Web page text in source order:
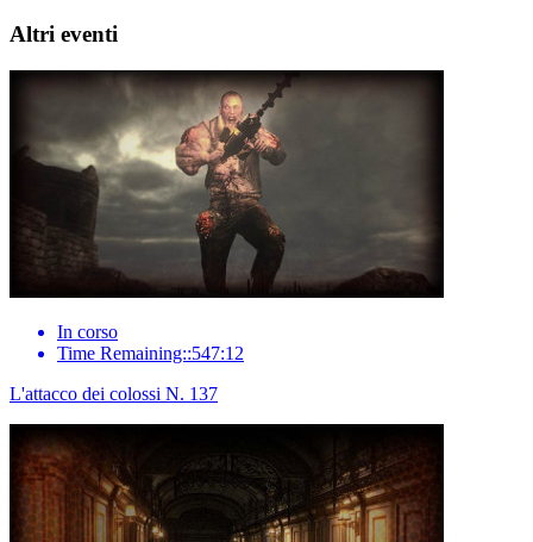
Altri eventi
In corso
Time Remaining::547:12
L'attacco dei colossi N. 137